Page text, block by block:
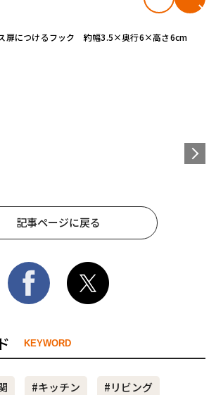
ス扉につけるフック 約幅3.5×奥行6×高さ6cm
記事ページに戻る
KEYWORD
#キッチン
#リビング